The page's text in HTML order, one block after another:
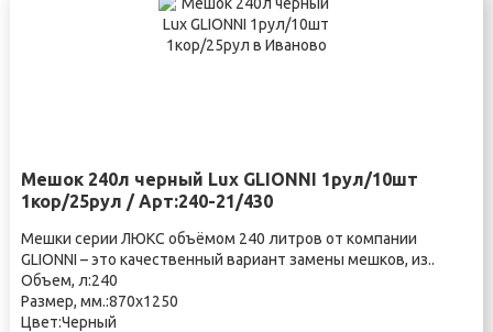
Мешок 240л черный Lux GLIONNI 1рул/10шт
1кор/25рул / Арт:240-21/430
Мешки серии ЛЮКС объёмом 240 литров от компании
GLIONNI – это качественный вариант замены мешков, из..
Объем, л:240
Размер, мм.:870х1250
Цвет:Черный